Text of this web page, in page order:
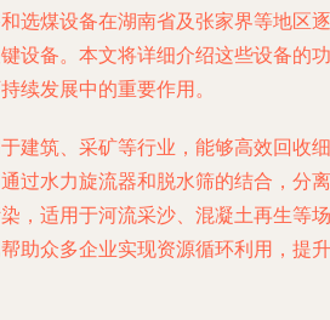
选煤设备在湖南省及张家界等地区逐
设备。本文将详细介绍这些设备的功
续发展中的重要作用。
建筑、采矿等行业，能够高效回收细
过水力旋流器和脱水筛的结合，分离
，适用于河流采沙、混凝土再生等场
助众多企业实现资源循环利用，提升